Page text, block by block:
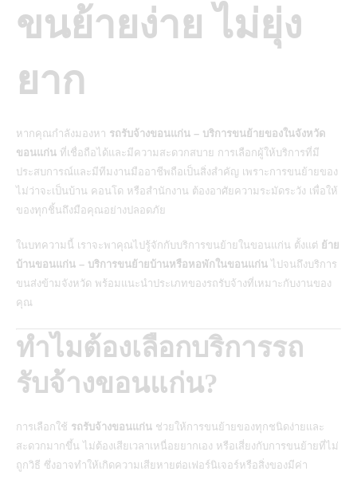
ขนย้ายง่าย ไม่ยุ่ง
ยาก
หากคุณกำลังมองหา รถรับจ้างขอนแก่น – บริการขนย้ายของในจังหวัด
ขอนแก่น ที่เชื่อถือได้และมีความสะดวกสบาย การเลือกผู้ให้บริการที่มี
ประสบการณ์และมีทีมงานมืออาชีพถือเป็นสิ่งสำคัญ เพราะการขนย้ายของ
ไม่ว่าจะเป็นบ้าน คอนโด หรือสำนักงาน ต้องอาศัยความระมัดระวัง เพื่อให้
ของทุกชิ้นถึงมือคุณอย่างปลอดภัย
ในบทความนี้ เราจะพาคุณไปรู้จักกับบริการขนย้ายในขอนแก่น ตั้งแต่ ย้าย
บ้านขอนแก่น – บริการขนย้ายบ้านหรือหอพักในขอนแก่น ไปจนถึงบริการ
ขนส่งข้ามจังหวัด พร้อมแนะนำประเภทของรถรับจ้างที่เหมาะกับงานของ
คุณ
ทำไมต้องเลือกบริการรถ
รับจ้างขอนแก่น?
การเลือกใช้ รถรับจ้างขอนแก่น ช่วยให้การขนย้ายของทุกชนิดง่ายและ
สะดวกมากขึ้น ไม่ต้องเสียเวลาเหนื่อยยากเอง หรือเสี่ยงกับการขนย้ายที่ไม่
ถูกวิธี ซึ่งอาจทำให้เกิดความเสียหายต่อเฟอร์นิเจอร์หรือสิ่งของมีค่า